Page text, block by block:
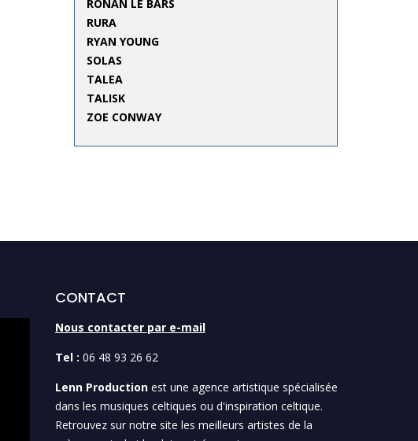
RONAN LE BARS
RURA
RYAN YOUNG
SOLAS
TALEA
TALISK
ZOE CONWAY
CONTACT
Nous contacter par e-mail
Tel : 06 48 93 26 62
Lenn Productionest une agence artistique spécialisée
dans les musiques celtiques ou d'inspiration celtique.
Retrouvez sur notre site les meilleurs artistes de la